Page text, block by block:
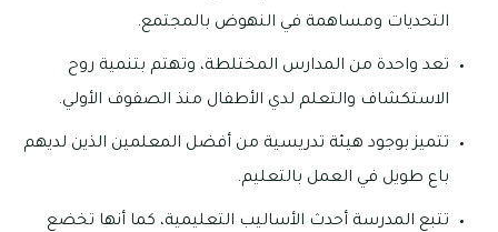
التحديات ومساهمة في النهوض بالمجتمع.
تعد واحدة من المدارس المختلطة، وتهتم بتنمية روح
الاستكشاف والتعلم لدي الأطفال منذ الصفوف الأولي.
تتميز بوجود هيئة تدريسية من أفضل المعلمين الذين لديهم
باع طويل في العمل بالتعليم.
تتبع المدرسة أحدث الأساليب التعليمية، كما أنها تخضع